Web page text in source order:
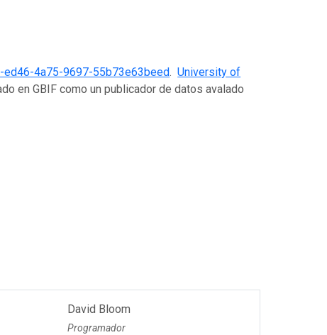
ed46-4a75-9697-55b73e63beed.University of
en GBIF como un publicador de datos avalado
David Bloom
Programador